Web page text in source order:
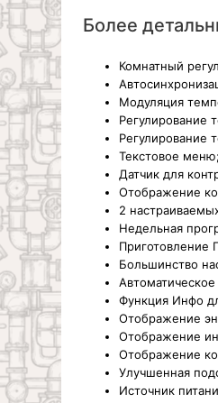
Более
Комнатный
Модуляция
Регулирование
Регулирование
Текстовое меню;
Датчик для
Отображение
2
Недельная
Приготовление
Большинство
Функция Инфо
Отображение
Отображение
Отображение
Улучшенная
Источник